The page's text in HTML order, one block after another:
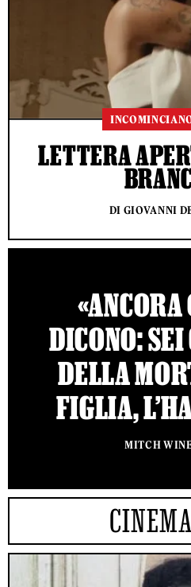
LETTERA
DI GIOVANNI
DICONO:
DELLA
FIGLIA,
MITCH